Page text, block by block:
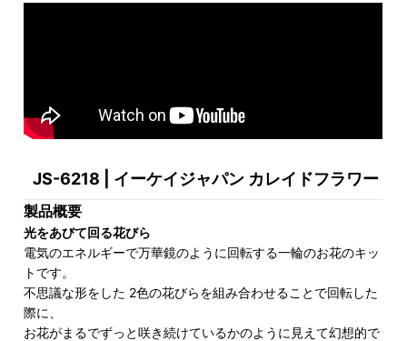
JS-6218 | イーケイジャパン カレイドフラワー
製品概要
光をあびて回る花びら
電気のエネルギーで万華鏡のように回転する一輪のお花のキッ
トです。
不思議な形をした 2色の花びらを組み合わせることで回転した
際に、
お花がまるでずっと咲き続けているかのように見えて幻想的で